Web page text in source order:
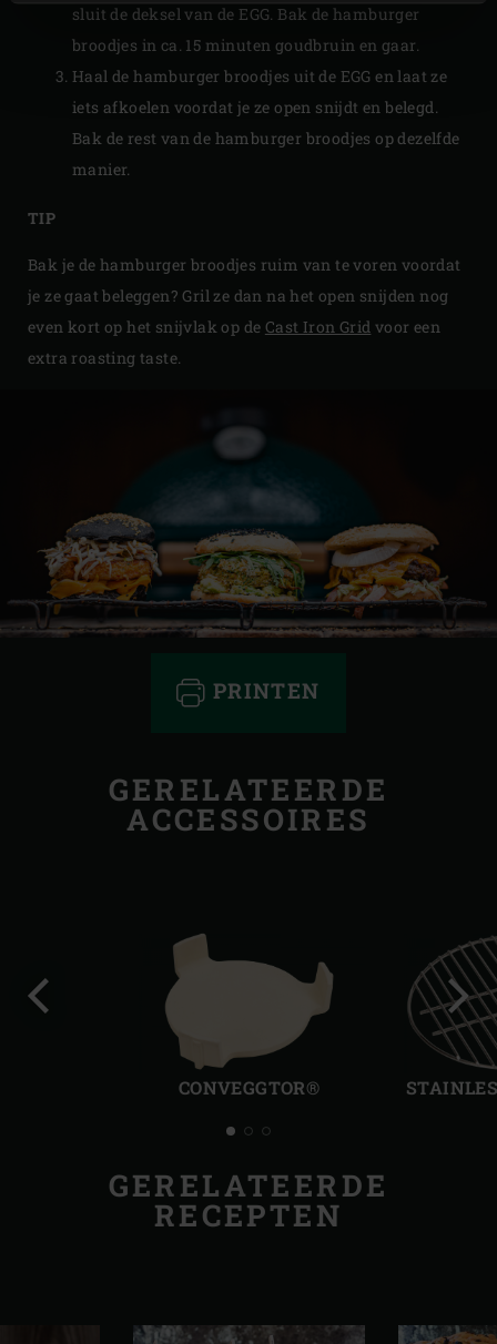
sluit de deksel van de EGG. Bak de hamburger
broodjes in ca. 15 minuten goudbruin en gaar.
Haal de hamburger broodjes uit de EGG en laat ze
iets afkoelen voordat je ze open snijdt en belegd.
Bak de rest van de hamburger broodjes op dezelfde
manier.
TIP
Bak je de hamburger broodjes ruim van te voren voordat
je ze gaat beleggen? Gril ze dan na het open snijden nog
even kort op het snijvlak op de Cast Iron Grid voor een
extra roasting taste.
PRINTEN
GERELATEERDE
ACCESSOIRES
CONVEGGTOR®
slide
GERELATEERDE
RECEPTEN